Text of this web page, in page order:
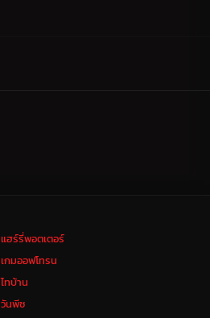
แฮร์รี่พอตเตอร์
เกมออฟโทรน
ไทบ้าน
วันพีช